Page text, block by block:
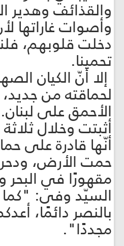
والقذائف وهدير
وأصوات غاراتها
دخلت قلوبهم،
تحمينا.
إلا أنّ الكيان
لحماقته من
الأحمق على
أثبتت وخلال
أنّها قادرة على
حمت الأرض،
مقهورًا في البحر
السيّد وفى:
بالنصر دائمًا،
مجددًا".